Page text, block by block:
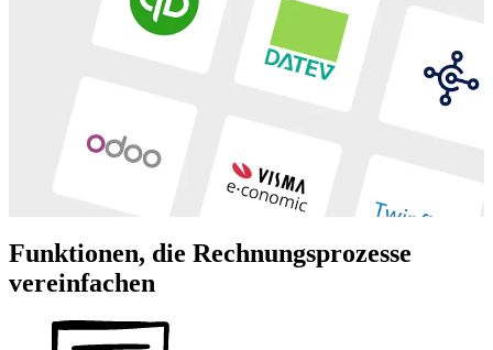
Funktionen, die Rechnungsprozesse
vereinfachen